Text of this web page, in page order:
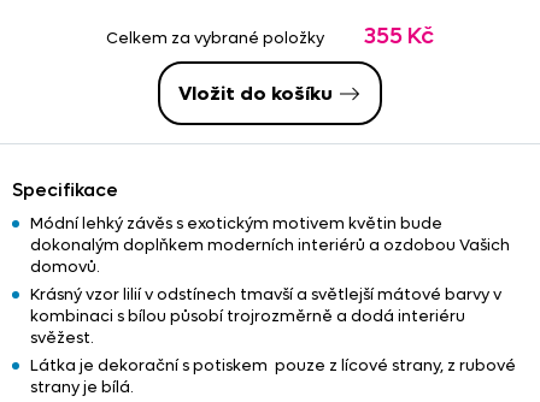
Celkem za vybrané položky 355 Kč
Vložit do košíku
Specifikace
Módní lehký závěs s exotickým motivem květin bude
dokonalým doplňkem moderních interiérů a ozdobou Vašich
domovů.
Krásný vzor lilií v odstínech tmavší a světlejší mátové barvy v
kombinaci s bílou působí trojrozměrně a dodá interiéru
svěžest.
Látka je dekorační s potiskem pouze z lícové strany, z rubové
strany je bílá.